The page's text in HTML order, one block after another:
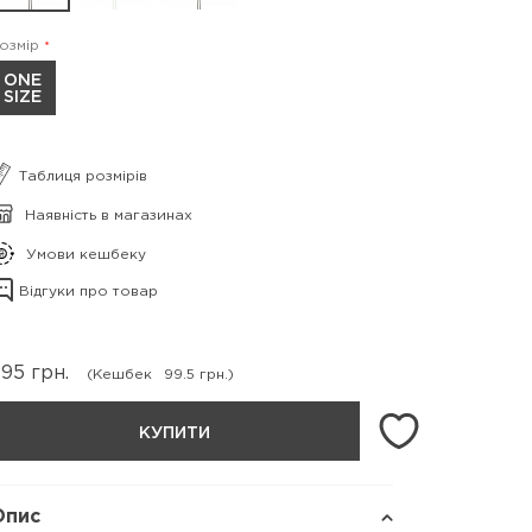
ONE
SIZE
Таблиця розмірів
Наявність в магазинах
Умови кешбеку
Відгуки про товар
грн. (Кешбек 99.5 грн.)
КУПИТИ